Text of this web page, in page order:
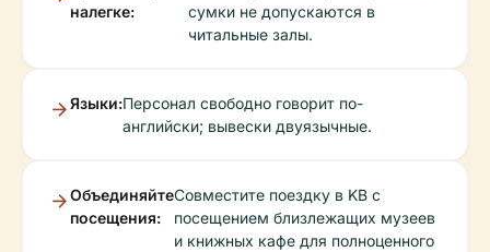
налегке:
сумки не допускаются в
читальные залы.
Языки:Персонал свободно говорит по-
английски; вывески двуязычные.
Объединяйте
посещения:
Совместите поездку в KB с
посещением близлежащих музеев
и книжных кафе для полноценного